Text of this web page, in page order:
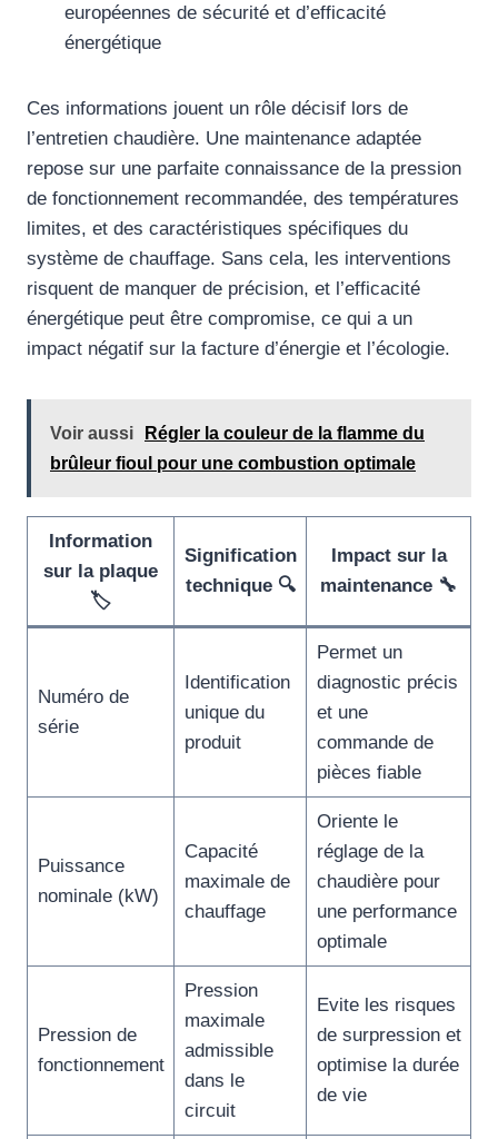
européennes de sécurité et d’efficacité
énergétique
Ces informations jouent un rôle décisif lors de
l’entretien chaudière. Une maintenance adaptée
repose sur une parfaite connaissance de la pression
de fonctionnement recommandée, des températures
limites, et des caractéristiques spécifiques du
système de chauffage. Sans cela, les interventions
risquent de manquer de précision, et l’efficacité
énergétique peut être compromise, ce qui a un
impact négatif sur la facture d’énergie et l’écologie.
Voir aussi
Régler la couleur de la flamme du
brûleur fioul pour une combustion optimale
Information
sur la plaque
🏷️
Signification
technique 🔍
Impact sur la
maintenance 🔧
Numéro de
série
Identification
unique du
produit
Permet un
diagnostic précis
et une
commande de
pièces fiable
Puissance
nominale (kW)
Capacité
maximale de
chauffage
Oriente le
réglage de la
chaudière pour
une performance
optimale
Pression de
fonctionnement
Pression
maximale
admissible
dans le
circuit
Evite les risques
de surpression et
optimise la durée
de vie